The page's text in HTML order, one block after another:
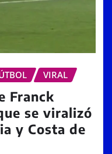
VIRAL
Franck
se viralizó
y Costa de